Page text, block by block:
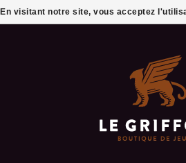
En visitant notre site, vous acceptez